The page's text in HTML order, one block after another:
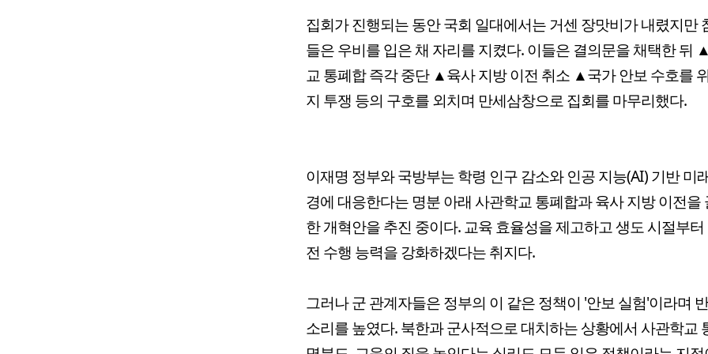
집회가 진행되는 동안 국회 일대에서는 거센 장맛비가 내렸지만
들은 우비를 입은 채 자리를 지켰다. 이들은 결의문을 채택한 뒤
교 통폐합 즉각 중단 ▲육사 지방 이전 취소 ▲국가 안보 수호를
지 투쟁 등의 구호를 외치며 만세삼창으로 집회를 마무리했다.
이재명 정부와 국방부는 학령 인구 감소와 인공 지능(AI) 기반 미
경에 대응한다는 명분 아래 사관학교 통폐합과 육사 지방 이전을
한 개혁안을 추진 중이다. 교육 효율성을 제고하고 생도 시절부
전 수행 능력을 강화하겠다는 취지다.
그러나 군 관계자들은 정부의 이 같은 정책이 '안보 실험'이라며
소리를 높였다. 북한과 군사적으로 대치하는 상황에서 사관학교